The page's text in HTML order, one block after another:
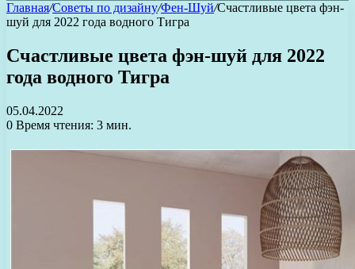
Главная/Советы по дизайну/Фен-Шуй/Счастливые цвета фэн-
шуй для 2022 года водного Тигра
Счастливые цвета фэн-шуй для 2022
года водного Тигра
05.04.2022
0 Время чтения: 3 мин.